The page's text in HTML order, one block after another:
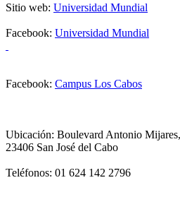
Sitio web: Universidad Mundial
Facebook: Universidad Mundial
Facebook: Campus Los Cabos
Ubicación: Boulevard Antonio Mijares,
23406 San José del Cabo
Teléfonos: 01 624 142 2796